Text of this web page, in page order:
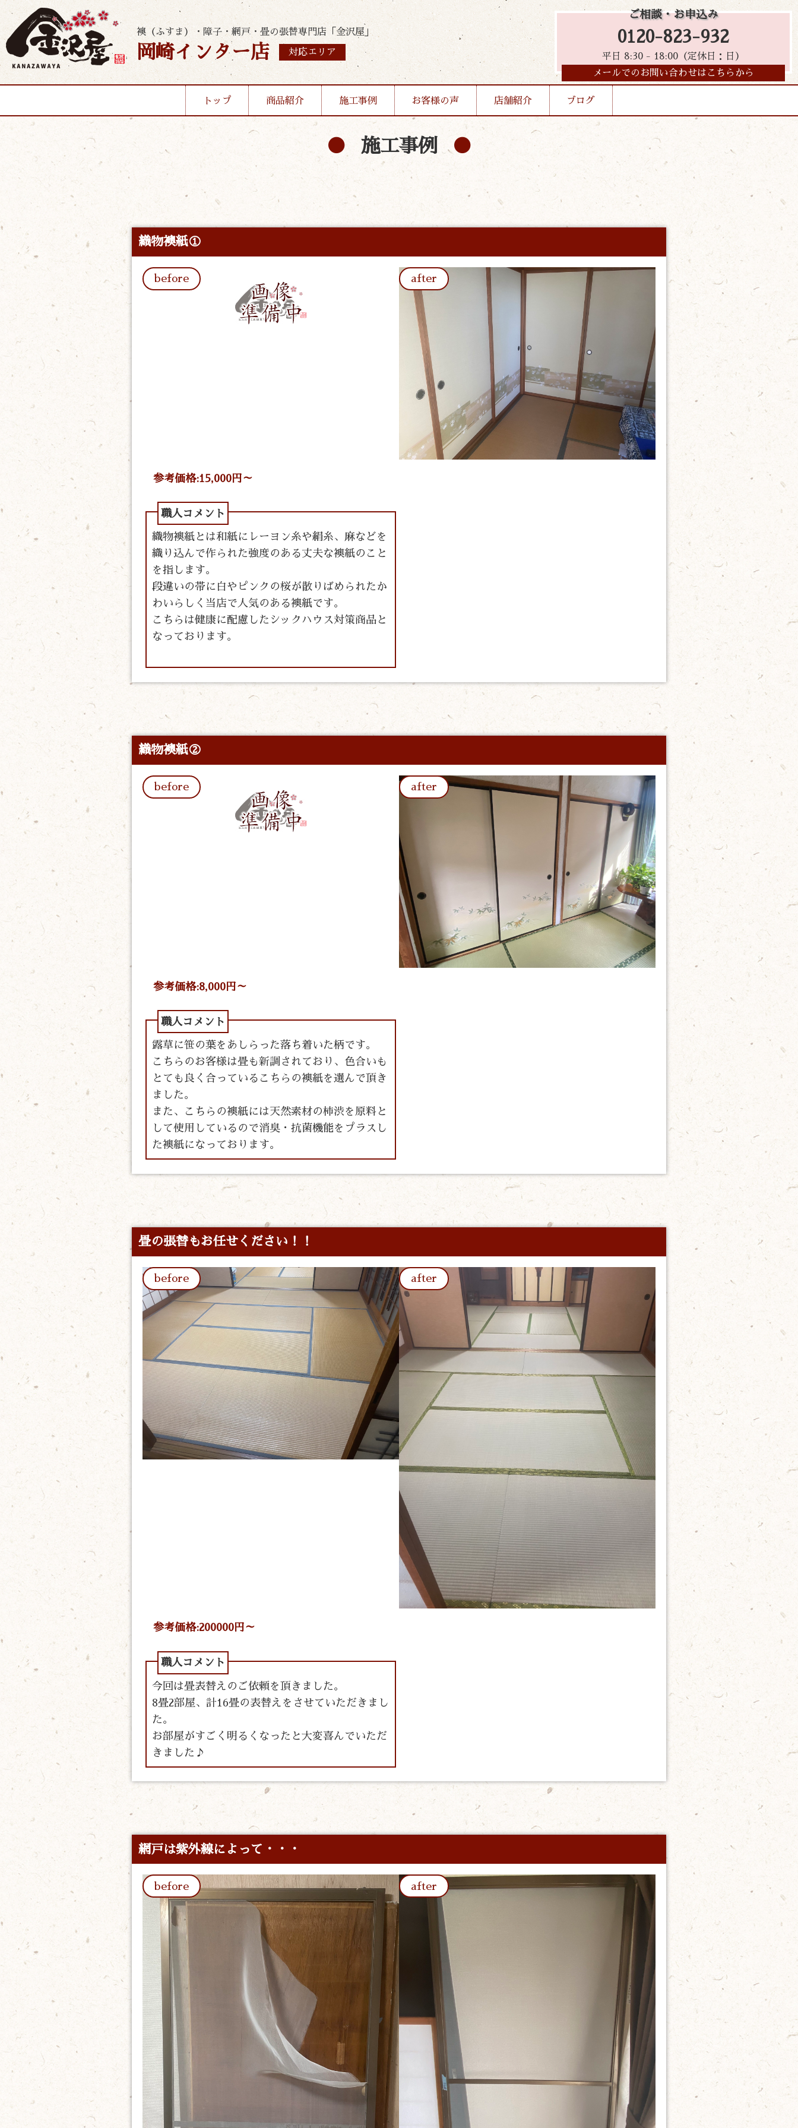
襖（ふすま）・障子・網戸・畳の張替専門店「金沢屋」
岡崎インター店 対応エリア
ご相談・お申込み
0120-823-932
平日 8:30 - 18:00（定休日：日）
メールでのお問い合わせはこちらから
トップ 商品紹介 施工事例 お客様の声 店舗紹介 ブログ
施工事例
織物襖紙①
参考価格:15,000円～
織物襖紙とは和紙にレーヨン糸や絹糸、麻などを
織り込んで作られた強度のある丈夫な襖紙のこと
を指します。
段違いの帯に白やピンクの桜が散りばめられたか
わいらしく当店で人気のある襖紙です。
こちらは健康に配慮したシックハウス対策商品と
なっております。
織物襖紙②
参考価格:8,000円～
露草に笹の葉をあしらった落ち着いた柄です。
こちらのお客様は畳も新調されており、色合いも
とても良く合っているこちらの襖紙を選んで頂き
ました。
また、こちらの襖紙には天然素材の柿渋を原料と
して使用しているので消臭・抗菌機能をプラスし
た襖紙になっております。
畳の張替もお任せください！！
参考価格:200000円～
今回は畳表替えのご依頼を頂きました。
8畳2部屋、計16畳の表替えをさせていただきまし
た。
お部屋がすごく明るくなったと大変喜んでいただ
きました♪
網戸は紫外線によって・・・